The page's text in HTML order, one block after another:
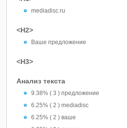
mediadisc.ru
<H2>
Ваше предложение
<H3>
Анализ текста
9.38% ( 3 ) предложение
6.25% ( 2 ) mediadisc
6.25% ( 2 ) ваше